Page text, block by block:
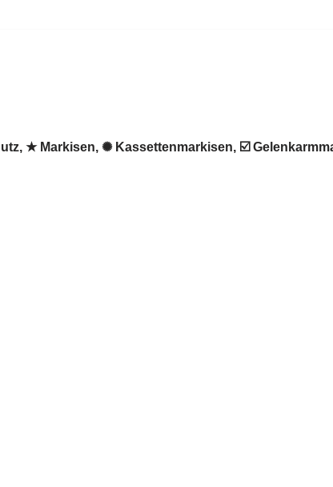
★ Markisen, ✺ Kassettenmarkisen, ☑️